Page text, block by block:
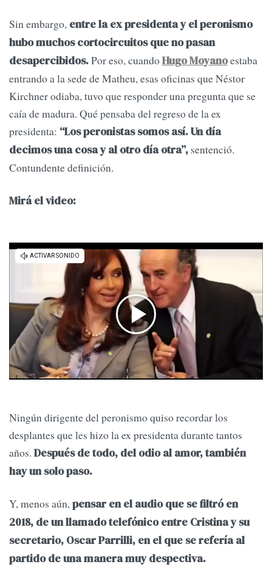
Sin embargo, entre la ex presidenta y el peronismo
hubo muchos cortocircuitos que no pasan
desapercibidos.Por eso, cuandoHugo Moyanoestaba
entrando a la sede de Matheu, esas oficinas que Néstor
Kirchner odiaba, tuvo que responder una pregunta que se
caía de madura. Qué pensaba del regreso de la ex
presidenta: “Los peronistas somos así. Un día
decimos una cosa y al otro día otra”, sentenció.
Contundente definición.
Mirá el video:
Ningún dirigente del peronismo quiso recordar los
desplantes que les hizo la ex presidenta durante tantos
años. Después de todo, del odio al amor, también
hay un solo paso.
Y, menos aún,pensar en el audio que se filtró en
2018, de un llamado telefónico entre Cristina y su
secretario, Oscar Parrilli, en el que se refería al
partido de una manera muy despectiva.